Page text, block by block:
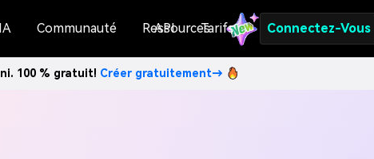
Communauté Ressources
API Tarifs Connectez-Vous
100 % gratuit! Créer gratuitement→